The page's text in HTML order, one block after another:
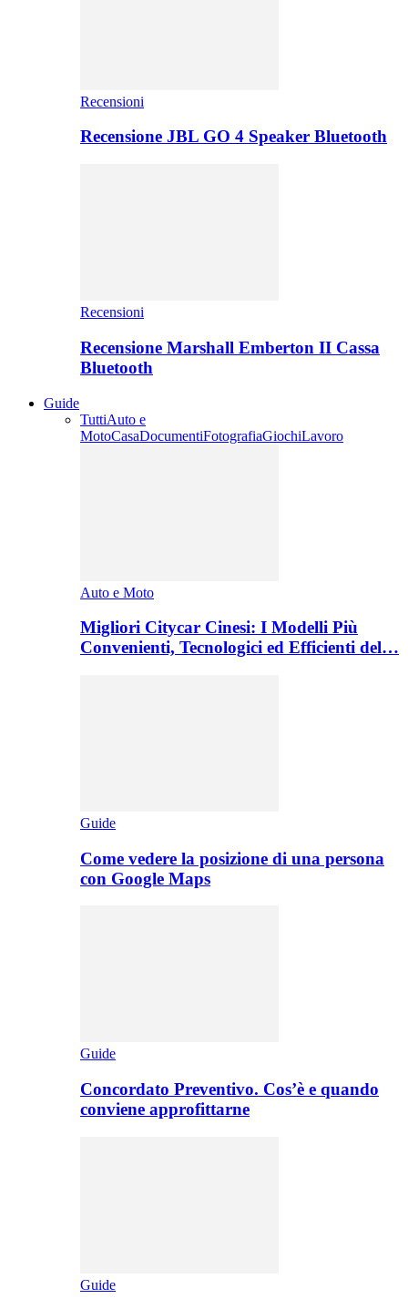
Recensioni
Recensione JBL GO 4 Speaker Bluetooth
Recensioni
Recensione Marshall Emberton II Cassa
Bluetooth
Guide
TuttiAuto e
MotoCasaDocumentiFotografiaGiochiLavoro
Auto e Moto
Migliori Citycar Cinesi: I Modelli Più
Convenienti, Tecnologici ed Efficienti del…
Guide
Come vedere la posizione di una persona
con Google Maps
Guide
Concordato Preventivo. Cos’è e quando
conviene approfittarne
Guide